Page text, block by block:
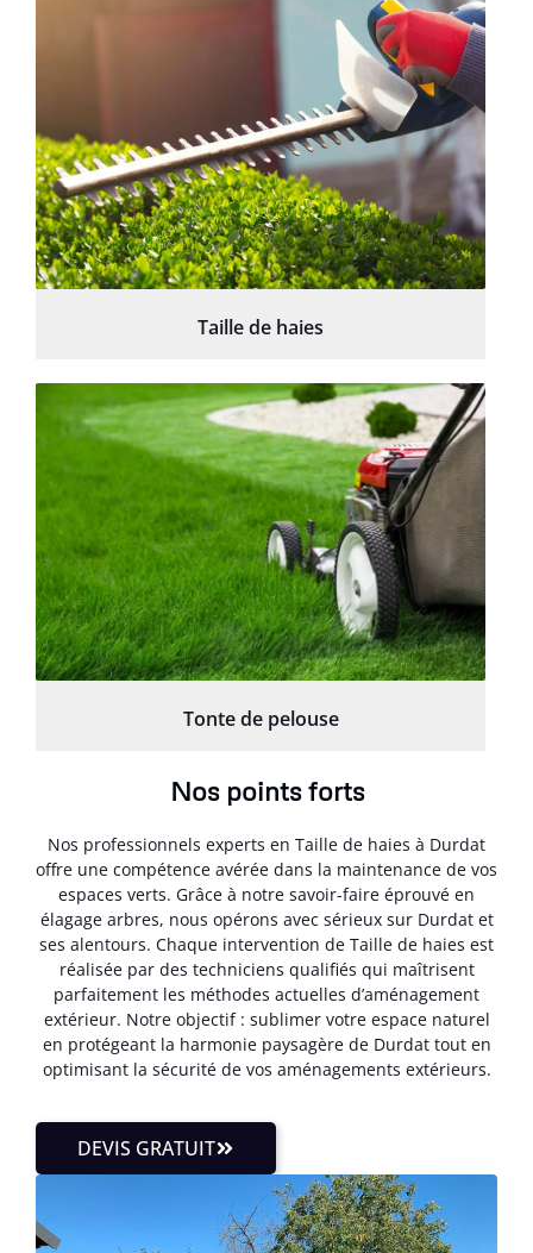
Taille de haies
Tonte de pelouse
Nos points forts
Nos professionnels experts en Taille de haies à Durdat
offre une compétence avérée dans la maintenance de vos
espaces verts. Grâce à notre savoir-faire éprouvé en
élagage arbres, nous opérons avec sérieux sur Durdat et
ses alentours. Chaque intervention de Taille de haies est
réalisée par des techniciens qualifiés qui maîtrisent
parfaitement les méthodes actuelles d’aménagement
extérieur. Notre objectif : sublimer votre espace naturel
en protégeant la harmonie paysagère de Durdat tout en
optimisant la sécurité de vos aménagements extérieurs.
DEVIS GRATUIT